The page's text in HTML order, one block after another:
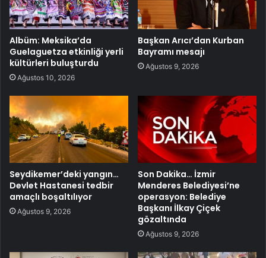
Albüm: Meksika’da
Guelaguetza etkinliği yerli
kültürleri buluşturdu
Ağustos 10, 2026
Başkan Arıcı’dan Kurban
Bayramı mesajı
Ağustos 9, 2026
Seydikemer’deki yangın…
Devlet Hastanesi tedbir
amaçlı boşaltılıyor
Ağustos 9, 2026
Son Dakika… İzmir
Menderes Belediyesi’ne
operasyon: Belediye
Başkanı İlkay Çiçek
gözaltında
Ağustos 9, 2026